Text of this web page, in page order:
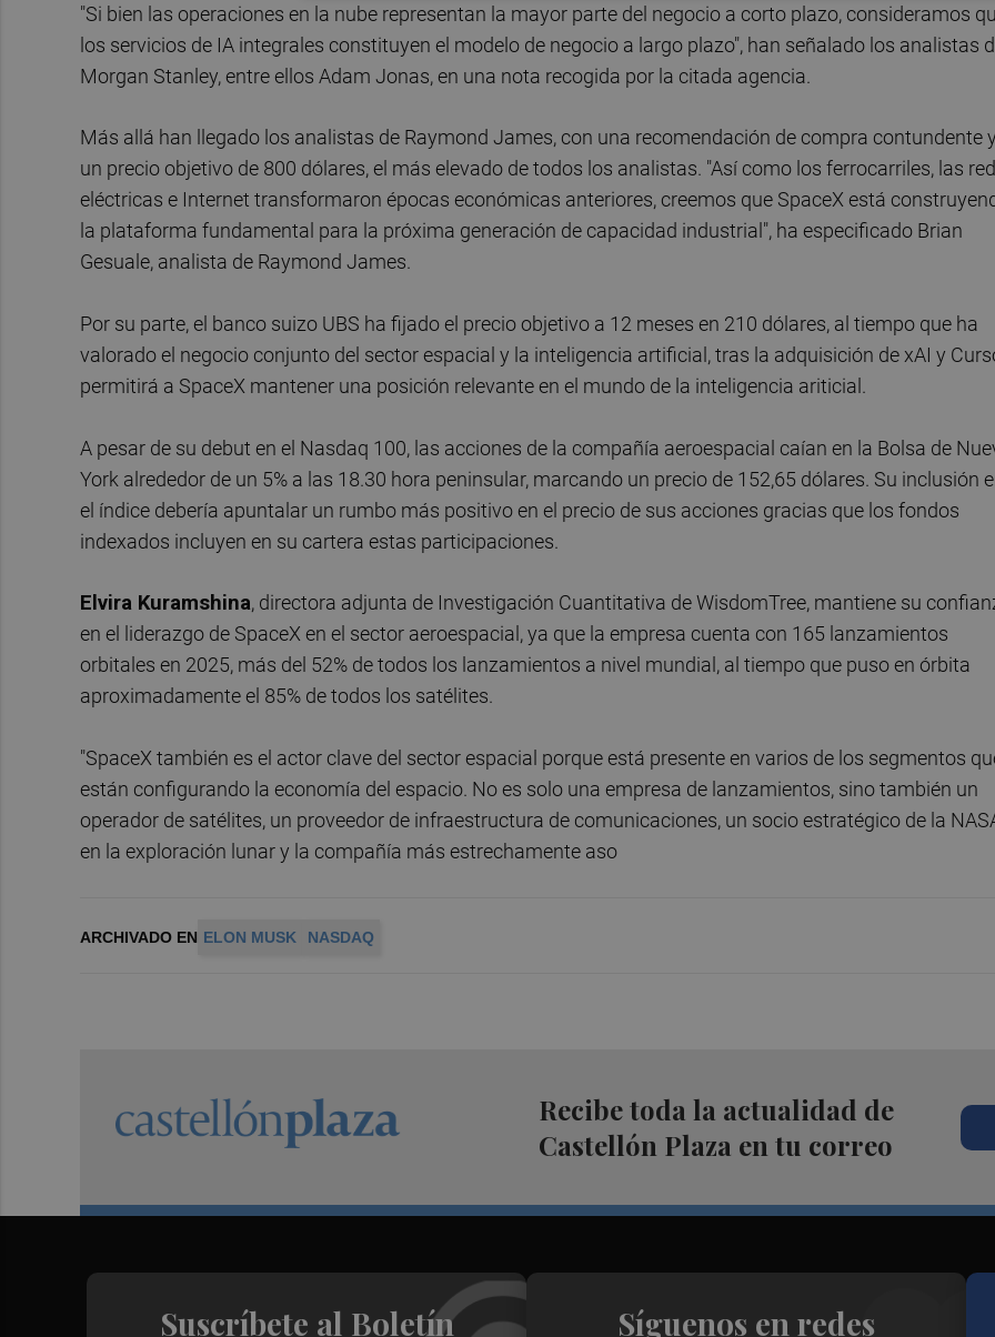
"Si bien las operaciones en la nube representan la mayor parte del negocio a corto plazo, consideramos
los servicios de IA integrales constituyen el modelo de negocio a largo plazo", han señalado los analistas
Morgan Stanley, entre ellos Adam Jonas, en una nota recogida por la citada agencia.
Más allá han llegado los analistas de Raymond James, con una recomendación de compra contundente y
un precio objetivo de 800 dólares, el más elevado de todos los analistas. "Así como los ferrocarriles, las
eléctricas e Internet transformaron épocas económicas anteriores, creemos que SpaceX está
la plataforma fundamental para la próxima generación de capacidad industrial", ha especificado Brian
Gesuale, analista de Raymond James.
Por su parte, el banco suizo UBS ha fijado el precio objetivo a 12 meses en 210 dólares, al tiempo que ha
valorado el negocio conjunto del sector espacial y la inteligencia artificial, tras la adquisición de xAI y
permitirá a SpaceX mantener una posición relevante en el mundo de la inteligencia ariticial.
A pesar de su debut en el Nasdaq 100, las acciones de la compañía aeroespacial caían en la Bolsa de
York alrededor de un 5% a las 18.30 hora peninsular, marcando un precio de 152,65 dólares. Su inclusión
el índice debería apuntalar un rumbo más positivo en el precio de sus acciones gracias que los fondos
indexados incluyen en su cartera estas participaciones.
Elvira Kuramshina, directora adjunta de Investigación Cuantitativa de WisdomTree, mantiene su
en el liderazgo de SpaceX en el sector aeroespacial, ya que la empresa cuenta con 165 lanzamientos
orbitales en 2025, más del 52% de todos los lanzamientos a nivel mundial, al tiempo que puso en órbita
aproximadamente el 85% de todos los satélites.
"SpaceX también es el actor clave del sector espacial porque está presente en varios de los segmentos
están configurando la economía del espacio. No es solo una empresa de lanzamientos, sino también un
operador de satélites, un proveedor de infraestructura de comunicaciones, un socio estratégico de la
en la exploración lunar y la compañía más estrechamente aso
ARCHIVADO EN ELON MUSK NASDAQ
Recibe toda la actualidad de
Castellón Plaza en tu correo
Suscríbete al Boletín Síguenos en redes